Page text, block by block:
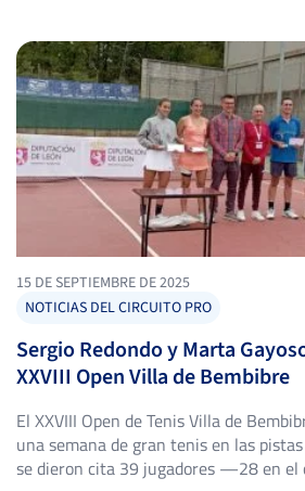
15 DE SEPTIEMBRE DE 2025
NOTICIAS DEL CIRCUITO PRO
Sergio Redondo y Marta
XXVIII Open Villa de Bembibre
El XXVIII Open de Tenis Villa de
una semana de gran tenis en las
se dieron cita 39 jugadores —28 en el